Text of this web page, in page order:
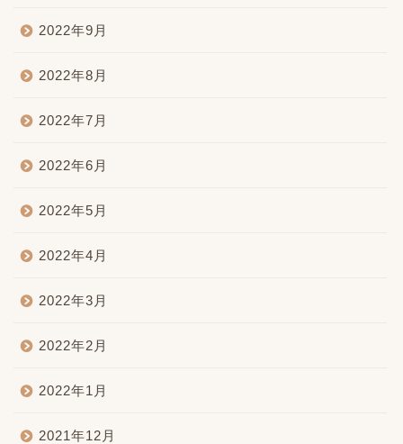
2022年9月
2022年8月
2022年7月
2022年6月
2022年5月
2022年4月
2022年3月
2022年2月
2022年1月
2021年12月